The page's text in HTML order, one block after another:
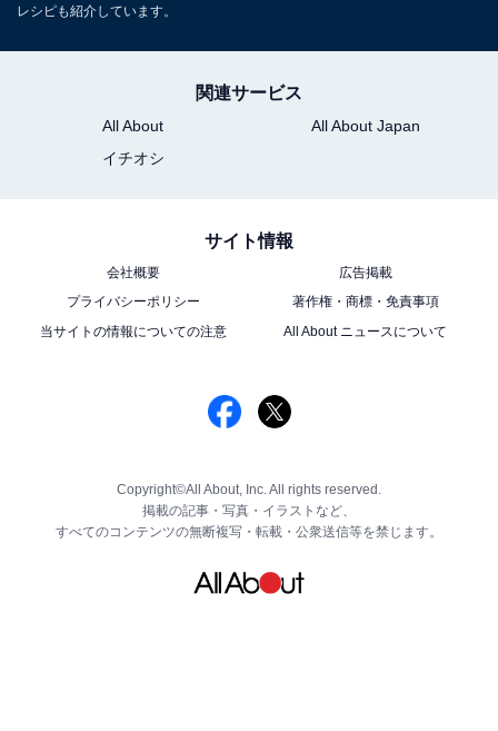
レシピも紹介しています。
関連サービス
All About
All About Japan
イチオシ
サイト情報
会社概要
広告掲載
プライバシーポリシー
著作権・商標・免責事項
当サイトの情報についての注意
All About ニュースについて
Copyright©All About, Inc. All rights reserved.
掲載の記事・写真・イラストなど、
すべてのコンテンツの無断複写・転載・公衆送信等を禁じます。